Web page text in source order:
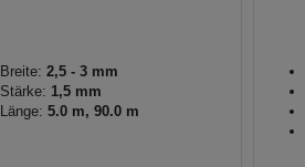
Breite: 2,5 - 3 mm
Stärke: 1,5 mm
Länge: 5.0 m, 90.0 m